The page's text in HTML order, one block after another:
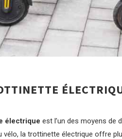
électrique est l’un des moyens de
vélo, la trottinette électrique offre